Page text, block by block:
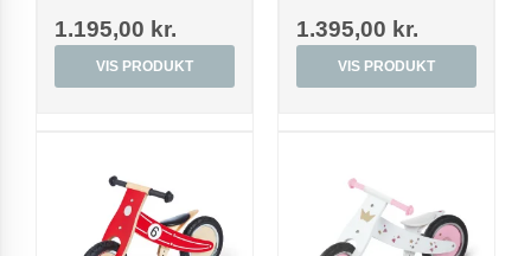
1.195,00 kr.
VIS PRODUKT
1.395,00 kr.
VIS PRODUKT